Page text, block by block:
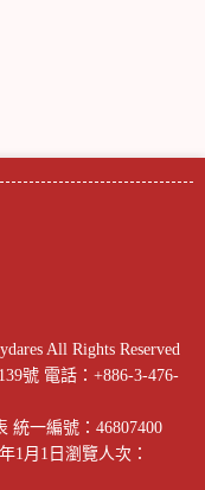
All Rights Reserved
號 電話：+886-3-476-
統一編號：46807400
1月1日瀏覽人次：